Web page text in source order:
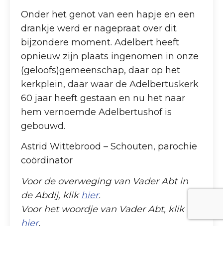
Onder het genot van een hapje en een
drankje werd er nagepraat over dit
bijzondere moment. Adelbert heeft
opnieuw zijn plaats ingenomen in onze
(geloofs)gemeenschap, daar op het
kerkplein, daar waar de Adelbertuskerk
60 jaar heeft gestaan en nu het naar
hem vernoemde Adelbertushof is
gebouwd.
Astrid Wittebrood – Schouten, parochie
coördinator
Voor de overweging van Vader Abt in
de Abdij, klik hier.
Voor het woordje van Vader Abt, klik
hier.